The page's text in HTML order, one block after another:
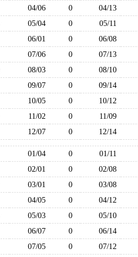
04/06 0
04/13
05/04 0
05/11
06/01 0
06/08
07/06 0
07/13
08/03 0
08/10
09/07 0
09/14
10/05 0
10/12
11/02 0
11/09
12/07 0 12/14
01/04 0
01/11
02/01 0
02/08
03/01 0
03/08
04/05 0
04/12
05/03 0
05/10
06/07 0
06/14
07/05 0
07/12